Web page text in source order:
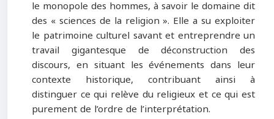
le monopole des hommes, à savoir le domaine dit
des « sciences de la religion ». Elle a su exploiter
le patrimoine culturel savant et entreprendre un
travail gigantesque de déconstruction des
discours, en situant les événements dans leur
contexte historique, contribuant ainsi à
distinguer ce qui relève du religieux et ce qui est
purement de l’ordre de l’interprétation.